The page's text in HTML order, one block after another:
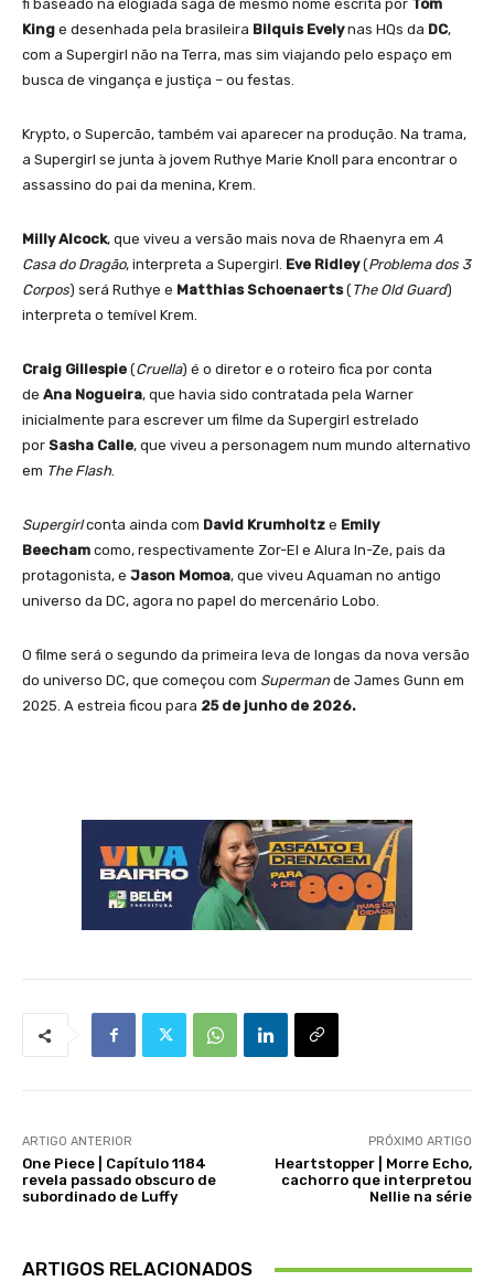
fi baseado na elogiada saga de mesmo nome escrita por Tom
King e desenhada pela brasileira Bilquis Evelynas HQs da DC,
com a Supergirl não na Terra, mas sim viajando pelo espaço em
busca de vingança e justiça – ou festas.
Krypto, o Supercão, também vai aparecer na produção. Na trama,
a Supergirl se junta à jovem Ruthye Marie Knoll para encontrar o
assassino do pai da menina, Krem.
Milly Alcock, que viveu a versão mais nova de Rhaenyra em A
Casa do Dragão, interpreta a Supergirl. Eve Ridley(Problema dos 3
Corpos) será Ruthye e Matthias Schoenaerts(The Old Guard)
interpreta o temível Krem.
Craig Gillespie (Cruella) é o diretor e o roteiro fica por conta
de Ana Nogueira, que havia sido contratada pela Warner
inicialmente para escrever um filme da Supergirl estrelado
por Sasha Calle, que viveu a personagem num mundo alternativo
em The Flash.
Supergirlconta ainda com David Krumholtz e Emily
Beecham como, respectivamente Zor-El e Alura In-Ze, pais da
protagonista, e Jason Momoa, que viveu Aquaman no antigo
universo da DC, agora no papel do mercenário Lobo.
O filme será o segundo da primeira leva de longas da nova versão
do universo DC, que começou com Superman de James Gunn em
2025. A estreia ficou para 25 de junho de 2026.
ARTIGO ANTERIOR
One Piece | Capítulo 1184
revela passado obscuro de
subordinado de Luffy
PRÓXIMO ARTIGO
Heartstopper | Morre Echo,
cachorro que interpretou
Nellie na série
ARTIGOS RELACIONADOS